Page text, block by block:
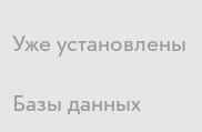
Уже установлены
Базы данных